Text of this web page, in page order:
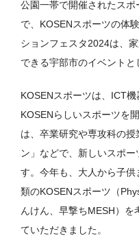
公園一帯で開催されたス
で、KOSENスポーツの体
ションフェスタ2024は、
できる宇部市のイベントと
KOSENスポーツは、ICT
KOSENらしいスポーツを
は、卒業研究や専攻科の
ン」などで、新しいスポ
す。今年も、大人から子
類のKOSENスポーツ（
んけん、早撃ちMESH）
ていただきました。